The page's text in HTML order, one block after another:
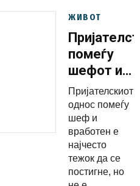
ЖИВОТ
помеѓу
шефот и
да или
не?
Пријателскиот
однос помеѓу
шеф и
вработен е
најчесто
тежок да се
постигне, но